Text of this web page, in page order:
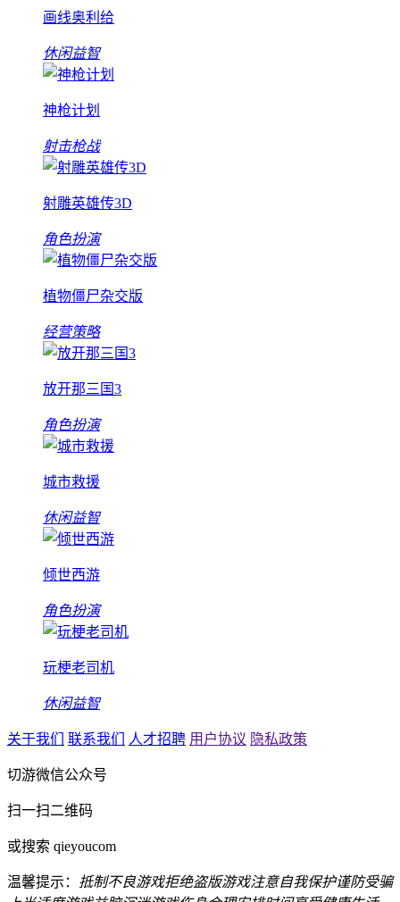
画线奥利给
休闲益智
神枪计划
射击枪战
射雕英雄传3D
角色扮演
植物僵尸杂交版
经营策略
放开那三国3
角色扮演
城市救援
休闲益智
倾世西游
角色扮演
玩梗老司机
休闲益智
关于我们 联系我们 人才招聘 用户协议 隐私政策
切游微信公众号
扫一扫二维码
或搜索 qieyoucom
温馨提示： 抵制不良游戏拒绝盗版游戏注意自我保护谨防受骗